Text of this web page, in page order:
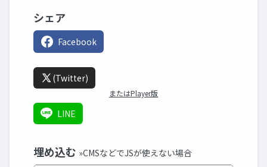
シェア
Facebook
(Twitter)
またはPlayer版
LINE
埋め込む »CMSなどでJSが使えない場合